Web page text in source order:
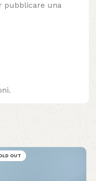
pubblicare una
OUT